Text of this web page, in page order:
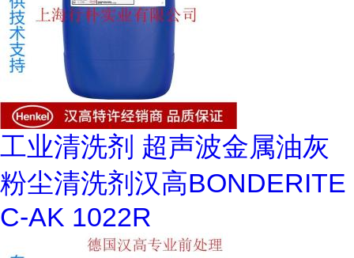
工业清洗剂 超声波金属油灰
粉尘清洗剂汉高BONDERITE
C-AK 1022R